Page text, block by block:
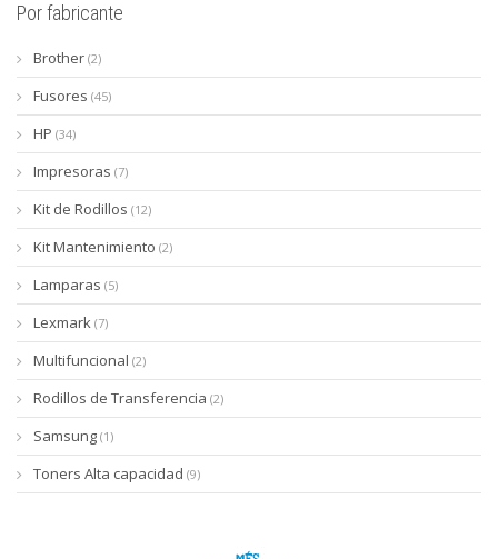
Por fabricante
Brother (2)
Fusores (45)
HP (34)
Impresoras (7)
Kit de Rodillos (12)
Kit Mantenimiento (2)
Lamparas (5)
Lexmark (7)
Multifuncional (2)
Rodillos de Transferencia (2)
Samsung (1)
Toners Alta capacidad (9)